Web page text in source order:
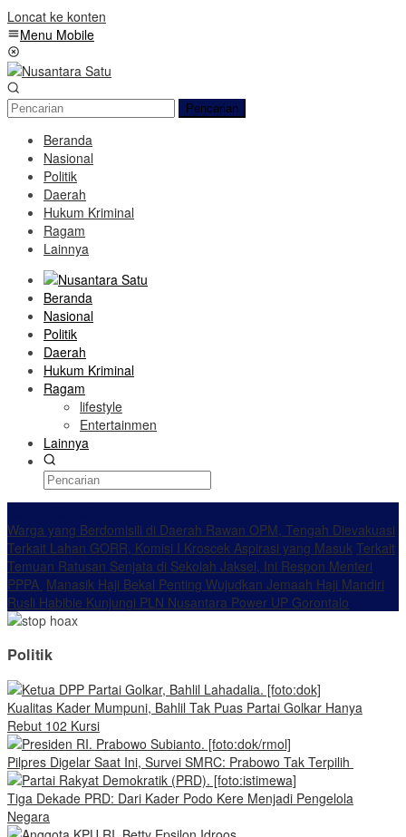
Loncat ke konten
Menu Mobile
Pencarian
Beranda
Nasional
Politik
Daerah
Hukum Kriminal
Ragam
Lainnya
Beranda
Nasional
Politik
Daerah
Hukum Kriminal
Ragam
lifestyle
Entertainmen
Lainnya
Warga yang Berdomisili di Daerah Rawan OPM, Tengah Dievakuasi
Terkait Lahan GORR, Komisi I Kroscek Aspirasi yang Masuk Terkait
Temuan Ratusan Senjata di Sekolah Jaksel, Ini Respon Menteri
PPPA Manasik Haji Bekal Penting Wujudkan Jemaah Haji Mandiri
Rusli Habibie Kunjungi PLN Nusantara Power UP Gorontalo
Politik
Kualitas Kader Mumpuni, Bahlil Tak Puas Partai Golkar Hanya
Rebut 102 Kursi
Pilpres Digelar Saat Ini, Survei SMRC: Prabowo Tak Terpilih
Tiga Dekade PRD: Dari Kader Podo Kere Menjadi Pengelola
Negara